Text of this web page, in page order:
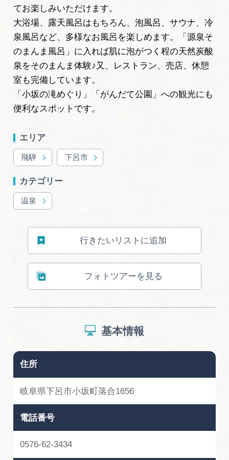
フォトライブラリー
動画ライブラリー
お問い合わせ
広告掲載
サイトポリシー
てお楽しみいただけます。
大浴場、露天風呂はもちろん、泡風呂、サウナ、冷
泉風呂など、多様なお風呂を楽しめます。「源泉そ
のまんま風呂」に入れば肌に泡がつく程の天然炭酸
泉をそのまんま体験♪又、レストラン、売店、休憩
室も完備しています。
「小坂の滝めぐり」「がんだて公園」への観光にも
便利なスポットです。
エリア
飛騨 下呂市
カテゴリー
温泉
行きたいリストに追加
フォトツアーを見る
基本情報
住所
岐阜県下呂市小坂町落合1656
電話番号
0576-62-3434